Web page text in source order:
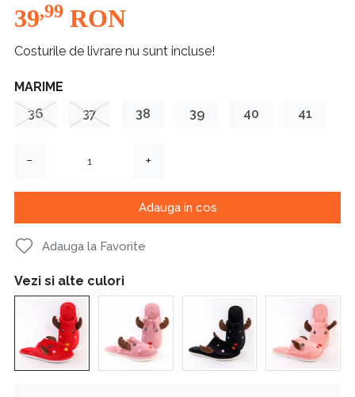
39,99 RON
Costurile de livrare nu sunt incluse!
MARIME
36
37 38 39 40 41
− +
Adauga in cos
Adauga la Favorite
Vezi si alte culori